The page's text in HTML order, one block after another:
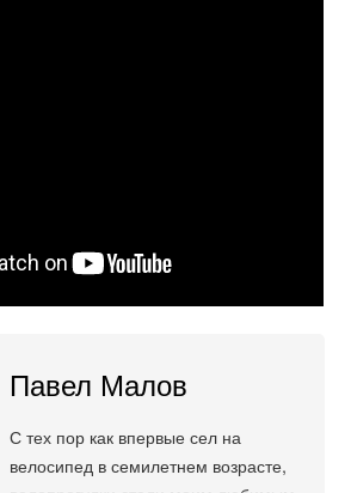
Павел Малов
С тех пор как впервые сел на
велосипед в семилетнем возрасте,